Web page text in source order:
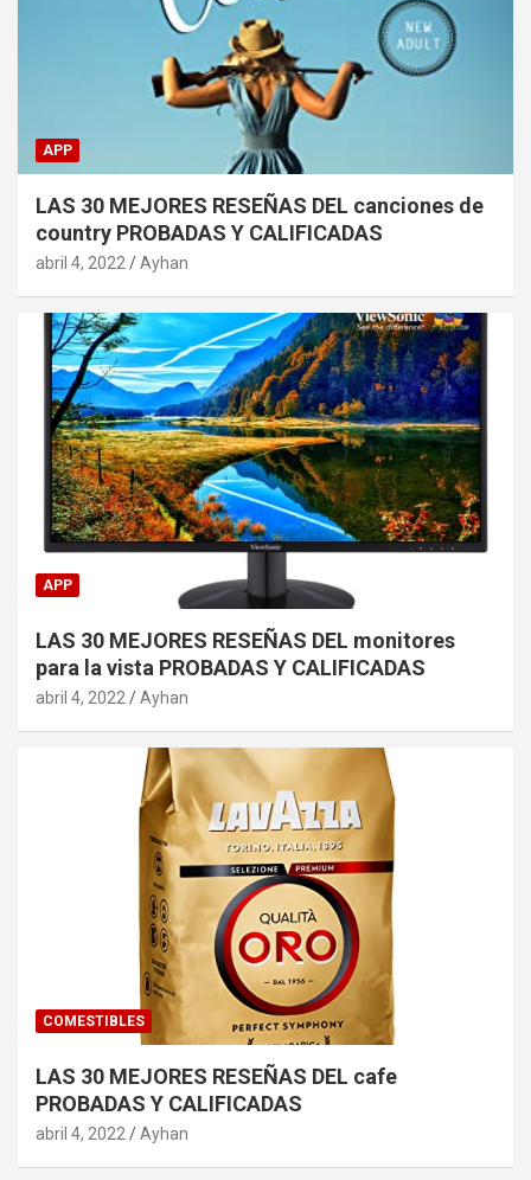
APP
LAS 30 MEJORES RESEÑAS DEL canciones de
country PROBADAS Y CALIFICADAS
abril 4, 2022 Ayhan
APP
LAS 30 MEJORES RESEÑAS DEL monitores
para la vista PROBADAS Y CALIFICADAS
abril 4, 2022 Ayhan
COMESTIBLES
LAS 30 MEJORES RESEÑAS DEL cafe
PROBADAS Y CALIFICADAS
abril 4, 2022 Ayhan